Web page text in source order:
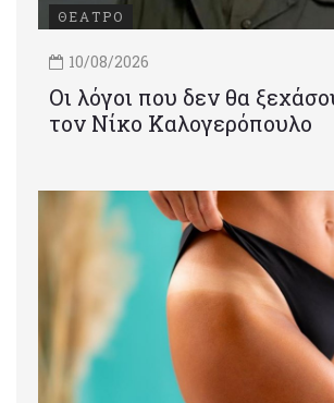
ΘΕΑΤΡΟ
10/08/2026
Οι λόγοι που δεν θα
τον Νίκο Καλογερόπουλο